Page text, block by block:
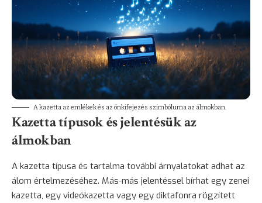
A kazetta az emlékek és az önkifejezés szimbóluma az álmokban.
Kazetta típusok és jelentésük az
álmokban
A kazetta típusa és tartalma további árnyalatokat adhat az
álom értelmezéséhez. Más-más jelentéssel bírhat egy zenei
kazetta, egy videókazetta vagy egy diktafonra rögzített